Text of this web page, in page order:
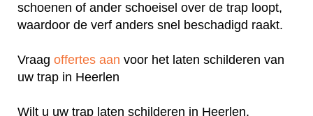
schoenen of ander schoeisel over de trap loopt,
waardoor de verf anders snel beschadigd raakt.
Vraag offertes aan voor het laten schilderen van
uw trap in Heerlen
Wilt u uw trap laten schilderen in Heerlen,